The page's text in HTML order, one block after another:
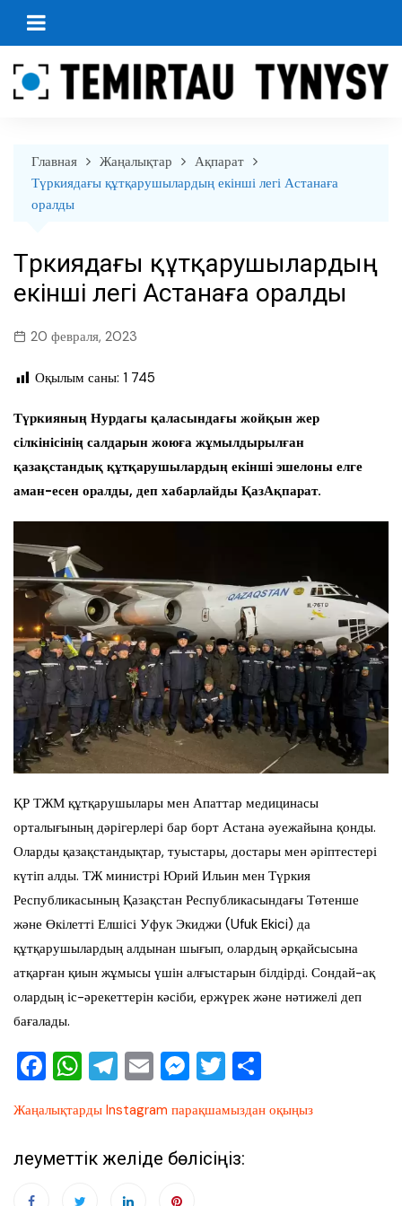
перейти
Главная Жаңалықтар
Ақпарат
Түркиядағы құтқарушылардың екінші легі Астанаға
оралды
Түркиядағы құтқарушылардың
екінші легі Астанаға оралды
20 февраля, 2023
Оқылым саны: 1 745
Түркияның Нурдагы қаласындағы жойқын жер
сілкінісінің салдарын жоюға жұмылдырылған
қазақстандық құтқарушылардың екінші эшелоны елге
аман-есен оралды, деп хабарлайды ҚазАқпарат.
ҚР ТЖМ құтқарушылары мен Апаттар медицинасы
орталығының дәрігерлері бар борт Астана әуежайына қонды.
Оларды қазақстандықтар, туыстары, достары мен әріптестері
күтіп алды. ТЖ министрі Юрий Ильин мен Түркия
Республикасының Қазақстан Республикасындағы Төтенше
және Өкілетті Елшісі Уфук Экиджи (Ufuk Ekici) да
құтқарушылардың алдынан шығып, олардың әрқайсысына
атқарған қиын жұмысы үшін алғыстарын білдірді. Сондай-ақ
олардың іс-әрекеттерін кәсіби, ержүрек және нәтижелі деп
бағалады.
F
c
e
W
at
s
T
e
gr
E
ai
l
M
ss
e
T
tt
er
ра
Жаңалықтарды Instagram парақшамыздан оқыңыз
Әлеуметтік желіде бөлісіңіз: